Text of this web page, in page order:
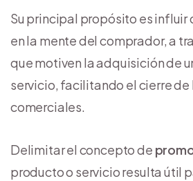
Su principal propósito es influir
en la mente del comprador, a
que motiven la adquisición de
servicio, facilitando el cierre de
comerciales.
Delimitar el concepto de
producto o servicio resulta útil